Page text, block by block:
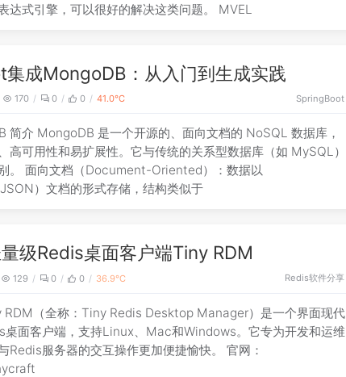
达式引擎，可以很好的解决这类问题。 MVEL
成MongoDB：从入门到生成实践
170 0 0 41.0℃ SpringBoot
简介 MongoDB 是一个开源的、面向文档的 NoSQL 数据库，
高可用性和易扩展性。它与传统的关系型数据库（如 MySQL）
。 面向文档（Document-Oriented）：数据以
）文档的形式存储，结构类似于
级Redis桌面客户端Tiny RDM
129 0 0 36.9℃ Redis软件分享
RDM（全称：Tiny Redis Desktop Manager）是一个界面现代
桌面客户端，支持Linux、Mac和Windows。它专为开发和运维
Redis服务器的交互操作更加便捷愉快。 官网：